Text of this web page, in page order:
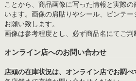
ことから、商品画像に写った情報と実際
います。画像の肩貼りやシール、ビンテー
お願い致します。
画像は参考程度とし、必ず商品名にてご判
オンライン店へのお問い合わせ
店頭の在庫状況は、オンライン店でお調べ